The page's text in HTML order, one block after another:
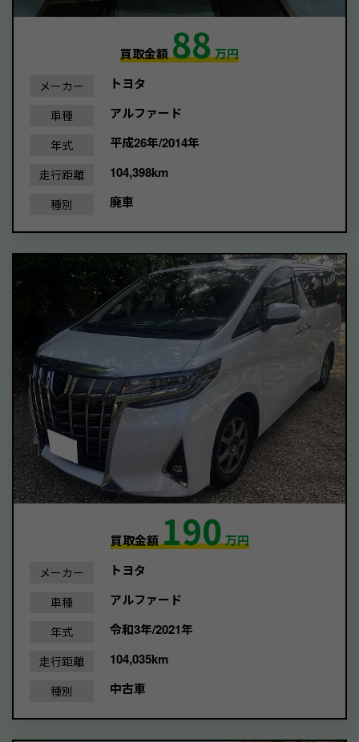
買取金額88万円
メーカー トヨタ
車種 アルファード
年式 平成26年/2014年
走行距離 104,398km
種別 廃車
買取金額190万円
メーカー トヨタ
車種 アルファード
年式 令和3年/2021年
走行距離 104,035km
種別 中古車